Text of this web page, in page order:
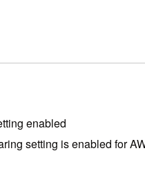
enabled
setting is enabled for